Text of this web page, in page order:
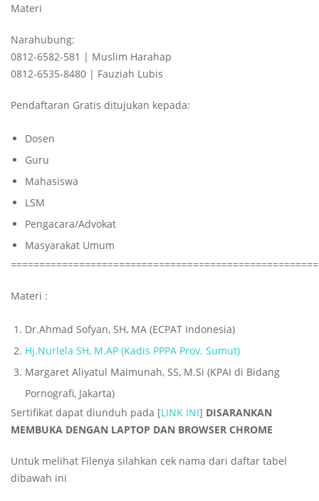
Materi
Narahubung:
0812-6582-581 | Muslim Harahap
0812-6535-8480 | Fauziah Lubis
Pendaftaran Gratis ditujukan kepada:
Dosen
Guru
Mahasiswa
LSM
Pengacara/Advokat
Masyarakat Umum
Materi :
Dr.Ahmad Sofyan, SH, MA (ECPAT Indonesia)
Hj.Nurlela SH, M.AP (Kadis PPPA Prov. Sumut)
Margaret Aliyatul Maimunah, SS, M.Si (KPAI di Bidang
Pornografi, Jakarta)
Sertifikat dapat diunduh pada [LINK INI] DISARANKAN
MEMBUKA DENGAN LAPTOP DAN BROWSER CHROME
Untuk melihat Filenya silahkan cek nama dari daftar tabel
dibawah ini